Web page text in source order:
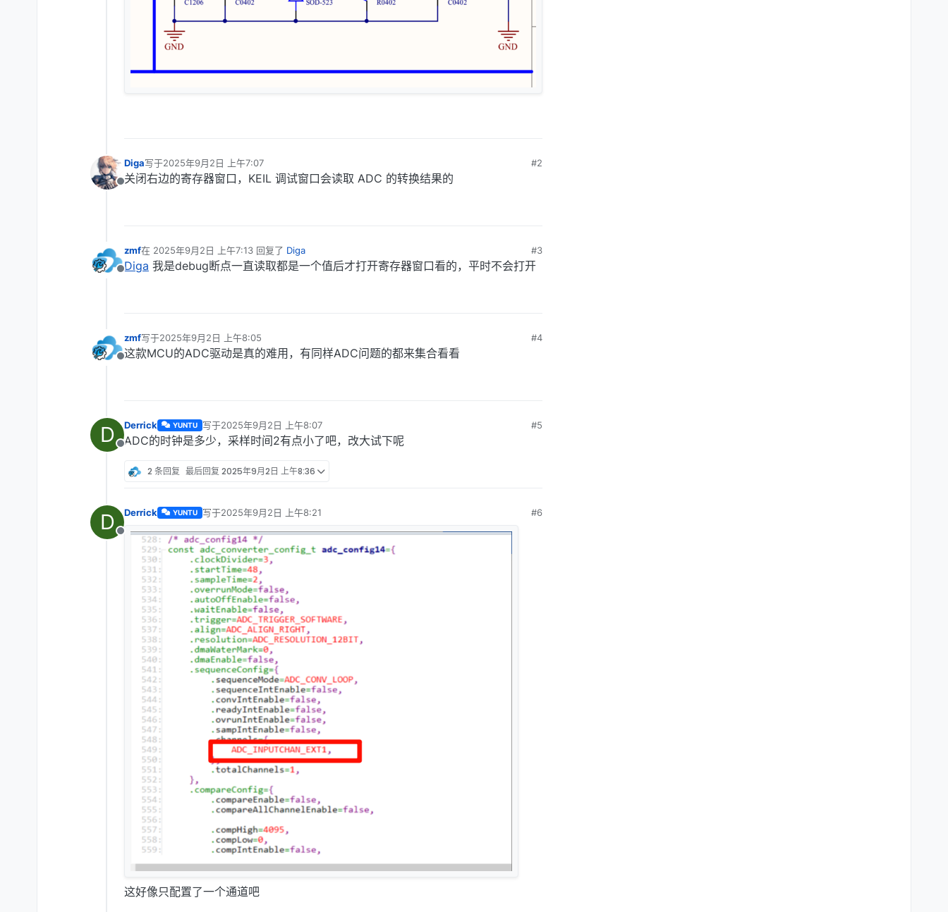
离线
Diga写于2025年9月2日 上午7:07
最后由 编辑
#2
关闭右边的寄存器窗口，KEIL 调试窗口会读取 ADC 的转换结果的
离线
zmf在 2025年9月2日 上午7:13 回复了 Diga
最后由 编辑
#3
Diga 我是debug断点一直读取都是一个值后才打开寄存器窗口看的，平时不会打开
离线
zmf写于2025年9月2日 上午8:05
最后由 编辑
#4
这款MCU的ADC驱动是真的难用，有同样ADC问题的都来集合看看
D
离线
Derrick YUNTU 写于2025年9月2日 上午8:07
最后由 编辑
#5
ADC的时钟是多少，采样时间2有点小了吧，改大试下呢
2 条回复 最后回复 2025年9月2日 上午8:36
D
离线
Derrick YUNTU 写于2025年9月2日 上午8:21
最后由 编辑
#6
这好像只配置了一个通道吧